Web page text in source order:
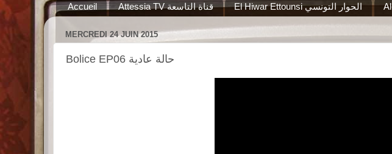
Accueil Attessia TV قناة التاسعة El Hiwar Ettounsi الحوار التونسي
MERCREDI 24 JUIN 2015
Bolice EP06 حالة عادية